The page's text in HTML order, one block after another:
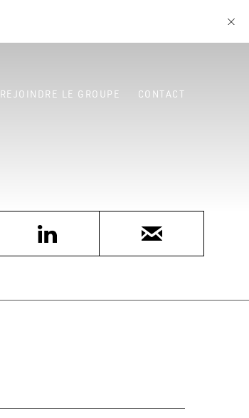
REJOINDRE LE GROUPE CONTACT